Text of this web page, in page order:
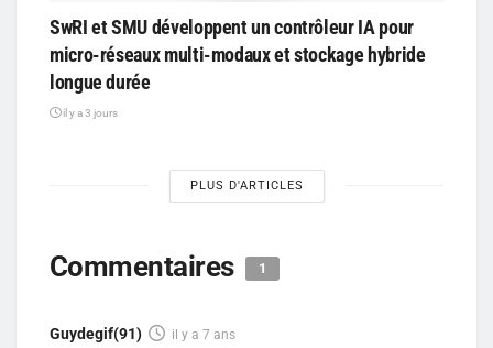
SwRI et SMU développent un contrôleur IA pour
micro-réseaux multi-modaux et stockage hybride
longue durée
il y a 3 jours
PLUS D'ARTICLES
Commentaires 1
Guydegif(91) il y a 7 ans